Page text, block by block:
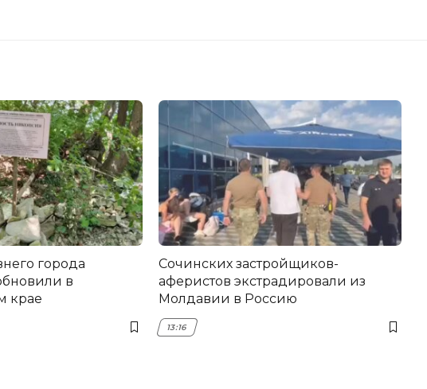
города
в
крае
Сочинских застройщиков-
аферистов экстрадировали из
Молдавии в Россию
13:16